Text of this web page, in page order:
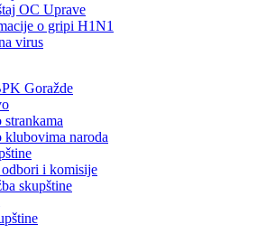
Vlade
prognozna služba Ministarstva privrede
o radu
OC Uprave
o gripi H1N1
virus
Goražde
strankama
naroda
i komisije
skupštine